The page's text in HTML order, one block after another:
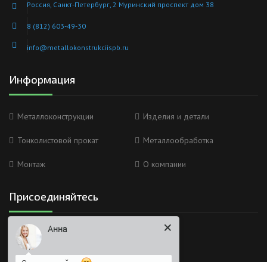
Россия, Санкт-Петербург, 2 Муринский проспект дом 38
8 (812) 603-49-30
info@metallokonstrukciispb.ru
Информация
Металлоконструкции Изделия и детали
Тонколистовой прокат Металлообработка
Монтаж О компании
Присоединяйтесь
Мы в социальных сетях
Анна